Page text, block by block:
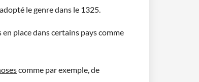
le genre dans le 1325.
place dans certains pays comme
comme par exemple, de